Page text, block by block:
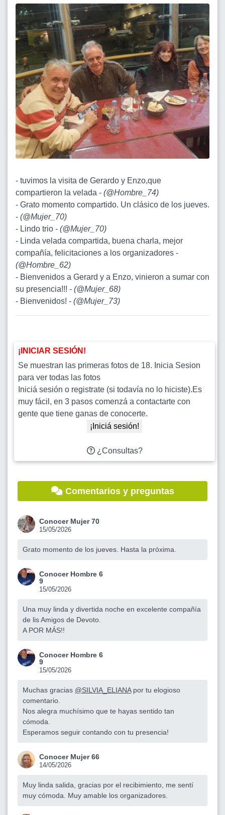
- tuvimos la visita de Gerardo y Enzo,que
compartieron la velada - (@Hombre_74)
- Grato momento compartido. Un clásico de los jueves.
- (@Mujer_70)
- Lindo trio - (@Mujer_70)
- Linda velada compartida, buena charla, mejor
compañía, felicitaciones a los organizadores -
(@Hombre_62)
- Bienvenidos a Gerard y a Enzo, vinieron a sumar con
su presencia!!! - (@Mujer_68)
- Bienvenidos! - (@Mujer_73)
¡INICIAR SESIÓN!
Se muestran las primeras fotos de 18. Inicia Sesion
para ver todas las fotos
Iniciá sesión o registrate (si todavía no lo hiciste).Es
muy fácil, en 3 pasos comenzá a contactarte con
gente que tiene ganas de conocerte.
¡Iniciá sesión!
¿Consultas?
Comentarios y preguntas
Conocer Mujer 70
15/05/2026
Grato momento de los jueves. Hasta la próxima.
Conocer Hombre 6
9
15/05/2026
Una muy linda y divertida noche en excelente compañía
de lis Amigos de Devoto.
A POR MÁS!!
Conocer Hombre 6
9
15/05/2026
Muchas gracias @SILVIA_ELIANApor tu elogioso
comentario.
Nos alegra muchísimo que te hayas sentido tan
cómoda.
Esperamos seguir contando con tu presencia!
Conocer Mujer 66
14/05/2026
Muy linda salida, gracias por el recibimiento, me sentí
muy cómoda. Muy amable los organizadores.